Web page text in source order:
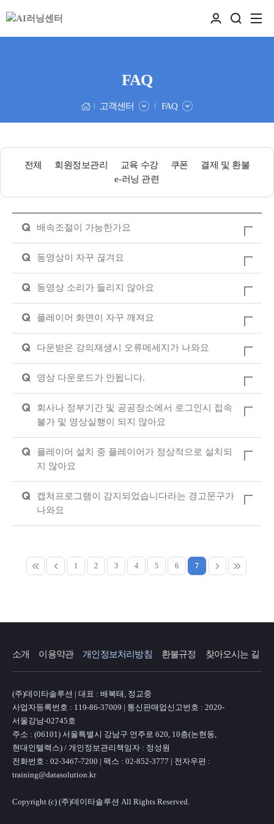
FAQ
고객센터 FAQ
전체 회원정보관리 교육 수강 쿠폰
결제 및 환불
e-러닝 관련
Q 배속조절이 가능한가요
Q 동영상이 자꾸 끊겨요
Q 동영상 소리가 들리지 않아요
Q 플레이어 화면이 자꾸 깨져요
Q 다운받은 강의재생시 오류메세지가 나와요
Q 영상 다운로드가 안됩니다.
Q
회사나 정부기간 및 공공장소에서 로그인시 접속
불가 및 영상실행이 되지 않아요
Q
플레이어 설치 중 플레이어가 정상적으로 설치되
지 않아요
Q
캡쳐프로그램이 감지되었습니다라는 경고문구가
나와요
1 2 3 4 5 6 7
소개 이용약관 개인정보처리방침 환불규정 찾아오시는 길
(주)데이타솔루션 | 대표 : 배복태, 정교중
사업자등록번호 : 119-86-37009 | 통신판매업신고번호 : 2020-
서울강남-02745호
주소 : (06101) 서울특별시 강남구 언주로 620, 10층(논현동,
현대인텔렉스) / 개인정보관리책임자 : 정성원
전화번호 : 02-3467-7200 | 팩스 : 02-852-3777 | 전자우편 :
training@datasolution.kr
Copyright (c) (주)데이타솔루션 All Rights Reserved.